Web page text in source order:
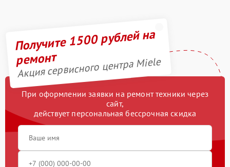
Получите 1500 рублей на
ремонт
Акция сервисного центра Miele
При оформлении заявки на ремонт техники через
сайт,
действует персональная бессрочная скидка